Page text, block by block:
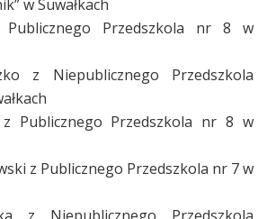
w Suwałkach
Przedszkola nr 8 w
z Niepublicznego Przedszkola
Publicznego Przedszkola nr 8 w
z Publicznego Przedszkola nr 7 w